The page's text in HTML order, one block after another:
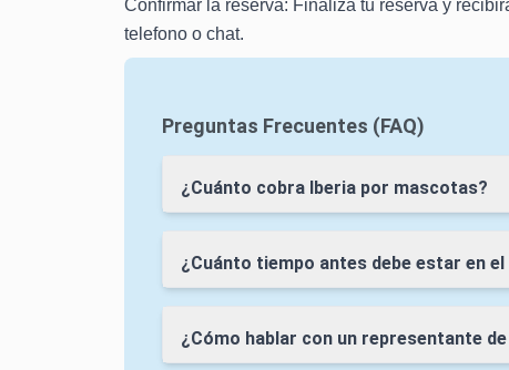
Confirmar la reserva: Finaliza tu reserva y
telefono o chat.
Preguntas Frecuentes (FAQ)
¿Cuánto cobra Iberia por mascotas?
¿Cuánto tiempo antes debe estar en
¿Cómo hablar con un representante